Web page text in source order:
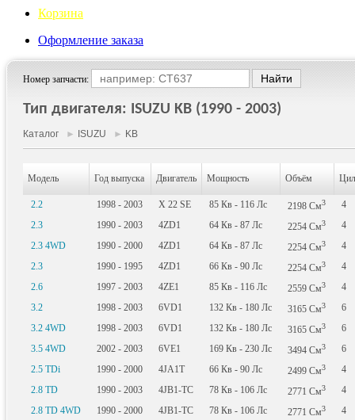
Корзина
Оформление заказа
Номер запчасти:
Тип двигателя: ISUZU KB (1990 - 2003)
Каталог ► ISUZU ► KB
Модель Год выпуска Двигатель Мощность Объём
2.2 1998 - 2003 X 22 SE 85 Кв - 116 Лс 2198 См3
4
2.3
1990 - 2003 4ZD1 64 Кв - 87 Лс 2254 См3
4
2.3 4WD
1990 - 2000 4ZD1 64 Кв - 87 Лс 2254 См3
4
2.3
1990 - 1995 4ZD1 66 Кв - 90 Лс 2254 См3
4
2.6
1997 - 2003 4ZE1 85 Кв - 116 Лс 2559 См3
4
3.2
1998 - 2003 6VD1 132 Кв - 180 Лс 3165 См3
6
3.2 4WD
1998 - 2003 6VD1 132 Кв - 180 Лс 3165 См3
6
3.5 4WD
2002 - 2003 6VE1 169 Кв - 230 Лс 3494 См3
6
2.5 TDi
1990 - 2000 4JA1T 66 Кв - 90 Лс 2499 См3
4
2.8 TD
1990 - 2003 4JB1-TC 78 Кв - 106 Лс 2771 См3
4
2.8 TD 4WD
1990 - 2000 4JB1-TC 78 Кв - 106 Лс 2771 См3
4